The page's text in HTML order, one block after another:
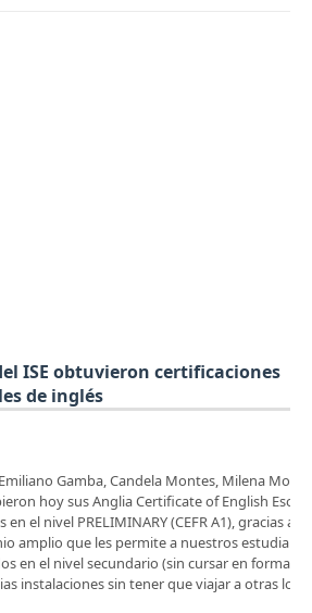
ISE obtuvieron certificaciones
de inglés
Gamba, Candela Montes, Milena
hoy sus Anglia Certificate of English Esol
el nivel PRELIMINARY (CEFR A1), gracias al
amplio que les permite a nuestros
en el nivel secundario (sin cursar en forma
instalaciones sin tener que viajar a otras